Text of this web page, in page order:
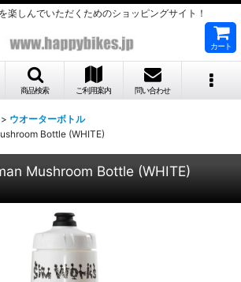
楽しんでいただくためのショッピングサイト！
カート
商品検索 ご利用案内 問い合わせ
> ウオーターボトル
Bottle (WHITE)
Mushroom Bottle (WHITE)